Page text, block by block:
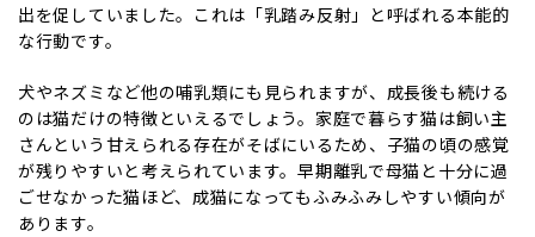
出を促していました。これは「乳踏み反射」と呼ばれる本能的
な行動です。
犬やネズミなど他の哺乳類にも見られますが、成長後も続ける
のは猫だけの特徴といえるでしょう。家庭で暮らす猫は飼い主
さんという甘えられる存在がそばにいるため、子猫の頃の感覚
が残りやすいと考えられています。早期離乳で母猫と十分に過
ごせなかった猫ほど、成猫になってもふみふみしやすい傾向が
あります。